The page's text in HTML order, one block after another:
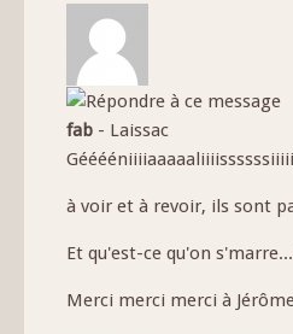
fab - Laissac
à voir et à revoir, ils sont
Et qu'est-ce qu'on
Merci merci merci à